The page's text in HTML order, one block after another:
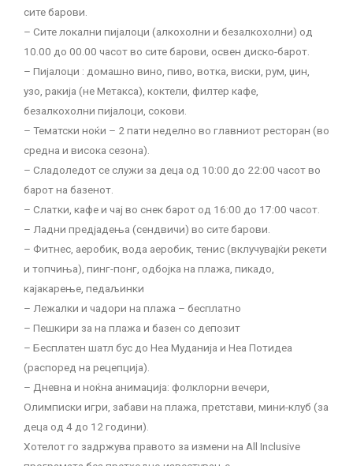
сите барови.
– Сите локални пијалоци (алкохолни и безалкохолни) од
10.00 до 00.00 часот во сите барови, освен диско-барот.
– Пијалоци : домашно вино, пиво, вотка, виски, рум, џин,
узо, ракија (не Метакса), коктели, филтер кафе,
безалкохолни пијалоци, сокови.
– Тематски ноќи – 2 пати неделно во главниот ресторан (во
средна и висока сезона).
– Сладоледот се служи за деца од 10:00 до 22:00 часот во
барот на базенот.
– Слатки, кафе и чај во снек барот од 16:00 до 17:00 часот.
– Ладни предјадења (сендвичи) во сите барови.
– Фитнес, аеробик, вода аеробик, тенис (вклучувајќи рекети
и топчиња), пинг-понг, одбојка на плажа, пикадо,
кајакарење, педаљинки
– Лежалки и чадори на плажа – бесплатно
– Пешкири за на плажа и базен со депозит
– Бесплатен шатл бус до Неа Муданија и Неа Потидеа
(распоред на рецепција).
– Дневна и ноќна анимација: фолклорни вечери,
Олимписки игри, забави на плажа, претстави, мини-клуб (за
деца од 4 до 12 години).
Хотелот го задржува правото за измени на All Inclusive